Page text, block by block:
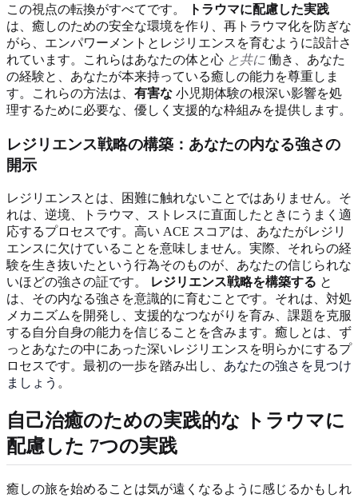
この視点の転換がすべてです。
トラウマに配慮した実践
は、癒しのための安全な環境を作り、再トラウマ化を防ぎな
がら、エンパワーメントとレジリエンスを育むように設計さ
れています。これらはあなたの体と心 と共に 働き、あなた
の経験と、あなたが本来持っている癒しの能力を尊重しま
す。これらの方法は、 有害な 小児期体験の根深い影響を処
理するために必要な、優しく支援的な枠組みを提供します。
レジリエンス戦略の構築：あなたの内なる強さの
開示
レジリエンスとは、困難に触れないことではありません。そ
れは、逆境、トラウマ、ストレスに直面したときにうまく適
応するプロセスです。高い ACE スコアは、あなたがレジリ
エンスに欠けていることを意味しません。実際、それらの経
験を生き抜いたという行為そのものが、あなたの信じられな
いほどの強さの証です。
レジリエンス戦略を構築する と
は、その内なる強さを意識的に育むことです。それは、対処
メカニズムを開発し、支援的なつながりを育み、課題を克服
する自分自身の能力を信じることを含みます。癒しとは、ず
っとあなたの中にあった深いレジリエンスを明らかにするプ
ロセスです。最初の一歩を踏み出し、 あなたの強さを見つけ
ましょう 。
自己治癒のための実践的な
トラウマに
配慮した 7つの実践
癒しの旅を始めることは気が遠くなるように感じるかもしれ